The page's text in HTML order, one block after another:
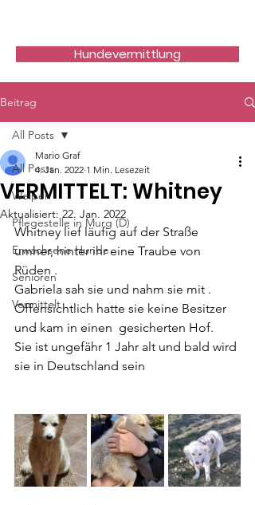
Hundevermittlung
Beitrag
All Posts
Welpen
Pflegestelle in Murg (D)
Erwachsene Hunde
Senioren
Vermittelt
All Posts
VERMITTELT: Whitney
Mario Graf
4. Jan. 2022 1 Min. Lesezeit
Aktualisiert: 22. Jan. 2022
Whitney lief läufig auf der Straße
umher, hinter ihr eine Traube von
Rüden .
Gabriela sah sie und nahm sie mit .
Offensichtlich hatte sie keine Besitzer
und kam in einen  gesicherten Hof.
Sie ist ungefähr 1 Jahr alt und bald wird
sie in Deutschland sein